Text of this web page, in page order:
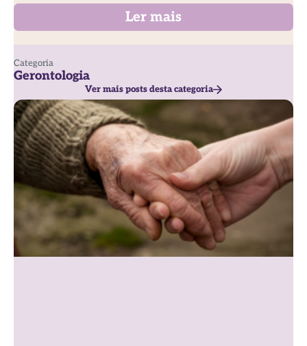
Ler mais
Categoria
Gerontologia
Ver mais posts desta categoria